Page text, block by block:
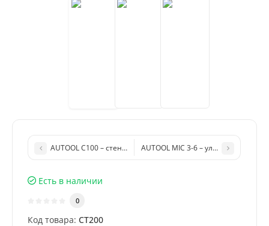
AUTOOL C100 – стенд для чистки топливной системы
AUTOOL MIC 3-6 –
Есть в наличии
0
Код товара: CT200